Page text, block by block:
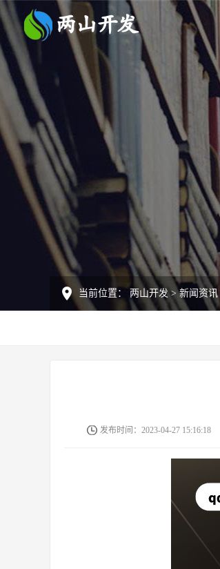
当前位置： 两山开发 >新闻资讯
发布时间：2023-04-27 15:16:18